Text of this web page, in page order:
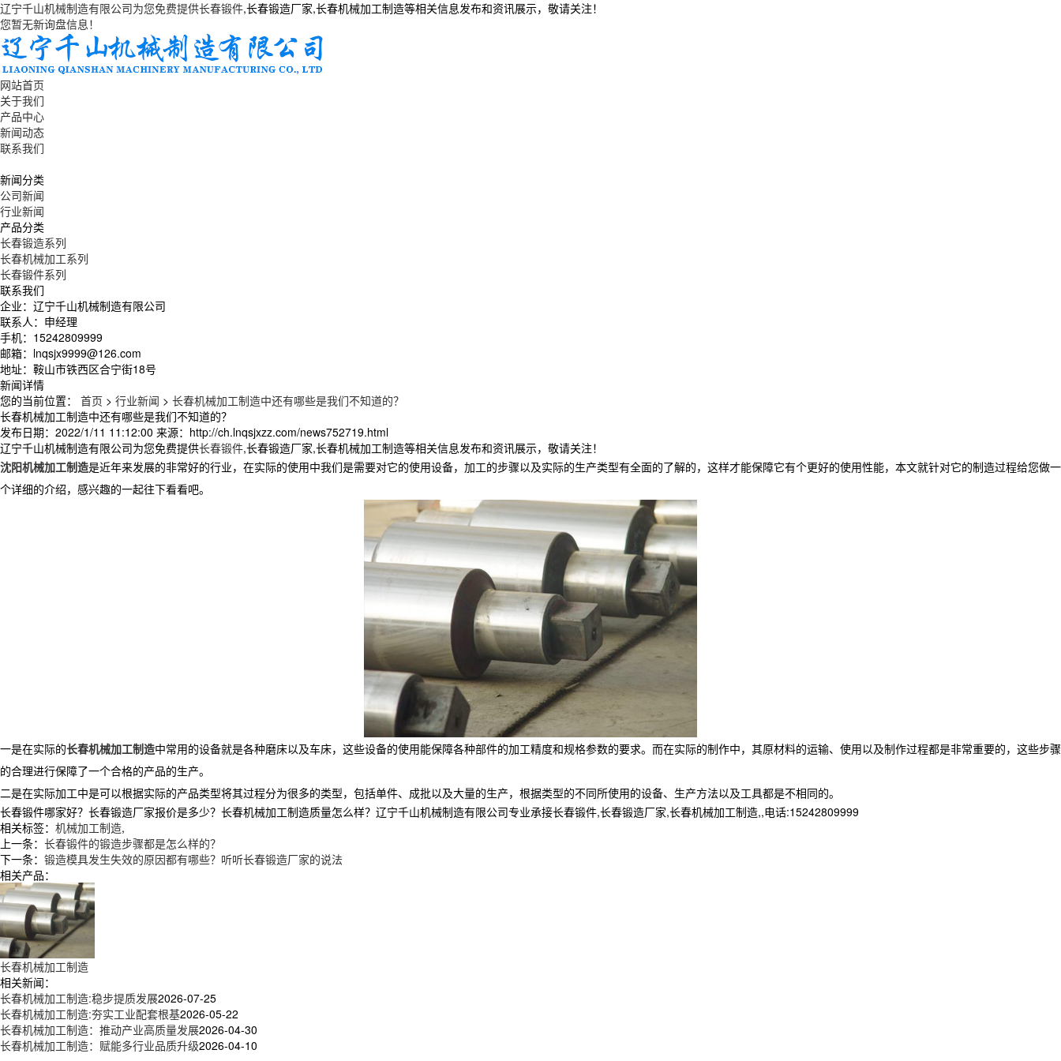
辽宁千山机械制造有限公司为您免费提供长春锻件,长春锻造厂家,长春机械加工制造等相关信息发布和资讯展示，敬请关注！
您暂无新询盘信息！
网站首页
关于我们
产品中心
新闻动态
联系我们
新闻分类
公司新闻
行业新闻
产品分类
长春锻造系列
长春机械加工系列
长春锻件系列
联系我们
企业：辽宁千山机械制造有限公司
联系人：申经理
手机：15242809999
邮箱：lnqsjx9999@126.com
地址：鞍山市铁西区合宁街18号
新闻详情
您的当前位置： 首页 > 行业新闻 > 长春机械加工制造中还有哪些是我们不知道的？
长春机械加工制造中还有哪些是我们不知道的？
发布日期： 2022/1/11 11:12:00 来源： http://ch.lnqsjxzz.com/news752719.html
辽宁千山机械制造有限公司为您免费提供长春锻件,长春锻造厂家,长春机械加工制造等相关信息发布和资讯展示，敬请关注！
沈阳机械加工制造是近年来发展的非常好的行业，在实际的使用中我们是需要对它的使用设备，加工的步骤以及实际的生产类型有全面的了解的，这样才能保障它有个更好的使用性能，本文就针对它的制造过程给您做一
个详细的介绍，感兴趣的一起往下看看吧。
一是在实际的长春机械加工制造中常用的设备就是各种磨床以及车床，这些设备的使用能保障各种部件的加工精度和规格参数的要求。而在实际的制作中，其原材料的运输、使用以及制作过程都是非常重要的，这些步骤
的合理进行保障了一个合格的产品的生产。
二是在实际加工中是可以根据实际的产品类型将其过程分为很多的类型，包括单件、成批以及大量的生产，根据类型的不同所使用的设备、生产方法以及工具都是不相同的。
长春锻件哪家好？长春锻造厂家报价是多少？长春机械加工制造质量怎么样？辽宁千山机械制造有限公司专业承接长春锻件,长春锻造厂家,长春机械加工制造,,电话:15242809999
相关标签： 机械加工制造,
上一条： 长春锻件的锻造步骤都是怎么样的？
下一条： 锻造模具发生失效的原因都有哪些？听听长春锻造厂家的说法
相关产品：
长春机械加工制造
相关新闻：
长春机械加工制造:稳步提质发展2026-07-25
长春机械加工制造:夯实工业配套根基2026-05-22
长春机械加工制造：推动产业高质量发展2026-04-30
长春机械加工制造：赋能多行业品质升级2026-04-10